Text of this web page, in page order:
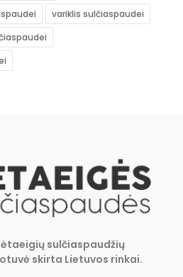
variklis sulčiaspaudei
sulčiaspaudžių
skirta Lietuvos rinkai.